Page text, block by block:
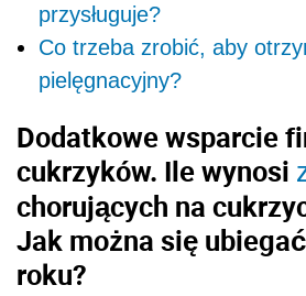
przysługuje?
Co trzeba zrobić, aby
pielęgnacyjny?
Dodatkowe wsparcie
cukrzyków. Ile wynosi
chorujących na
Jak można się
roku?